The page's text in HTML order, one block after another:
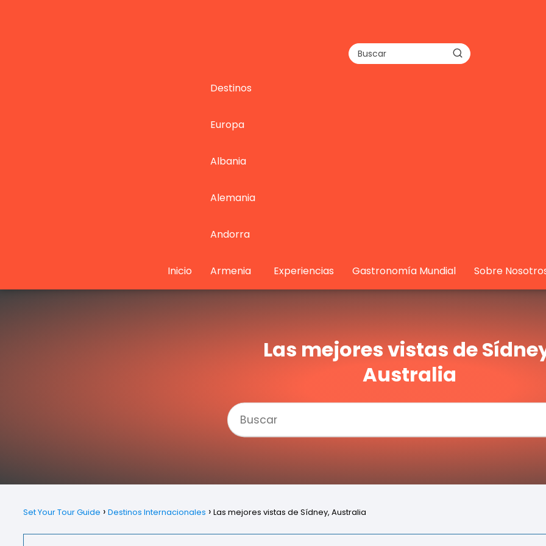
Inicio
Destinos
Europa
Albania
Alemania
Andorra
Armenia Experiencias Gastronomía Mundial Sobre
Las mejores vistas de
Australia
Set Your Tour Guide Destinos Internacionales Las mejores vistas de Sídney, Australia